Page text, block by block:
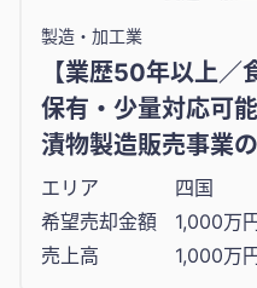
製造・加工業
【業歴50年以上／
保有・少量対応可
漬物製造販売事業
エリア
四国
希望売却金額
1,000万
売上高
1,000万